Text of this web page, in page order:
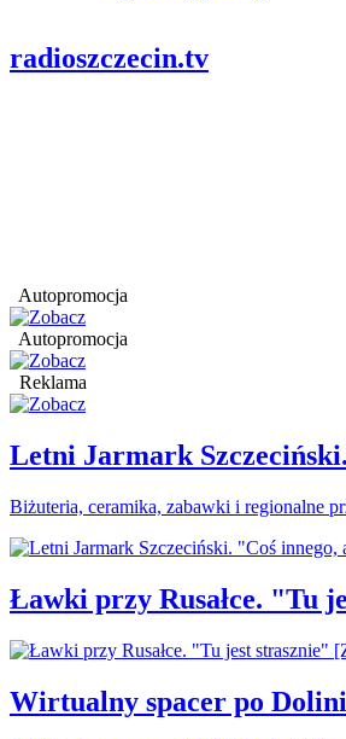
radioszczecin.tv
Autopromocja
Autopromocja
Reklama
Letni Jarmark
Biżuteria, ceramika, zabawki i regionalne
Ławki przy Rusałce. "Tu
Wirtualny spacer po